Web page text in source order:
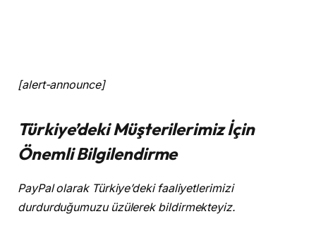
[alert-announce]
Türkiye’deki Müşterilerimiz İçin
Önemli Bilgilendirme
PayPal olarak Türkiye’deki faaliyetlerimizi
durdurduğumuzu üzülerek bildirmekteyiz.